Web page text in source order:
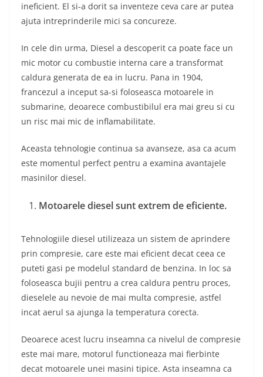
ineficient. El si-a dorit sa inventeze ceva care ar putea
ajuta intreprinderile mici sa concureze.
In cele din urma, Diesel a descoperit ca poate face un
mic motor cu combustie interna care a transformat
caldura generata de ea in lucru. Pana in 1904,
francezul a inceput sa-si foloseasca motoarele in
submarine, deoarece combustibilul era mai greu si cu
un risc mai mic de inflamabilitate.
Aceasta tehnologie continua sa avanseze, asa ca acum
este momentul perfect pentru a examina avantajele
masinilor diesel.
Motoarele diesel sunt extrem de eficiente.
Tehnologiile diesel utilizeaza un sistem de aprindere
prin compresie, care este mai eficient decat ceea ce
puteti gasi pe modelul standard de benzina. In loc sa
foloseasca bujii pentru a crea caldura pentru proces,
dieselele au nevoie de mai multa compresie, astfel
incat aerul sa ajunga la temperatura corecta.
Deoarece acest lucru inseamna ca nivelul de compresie
este mai mare, motorul functioneaza mai fierbinte
decat motoarele unei masini tipice. Asta inseamna ca